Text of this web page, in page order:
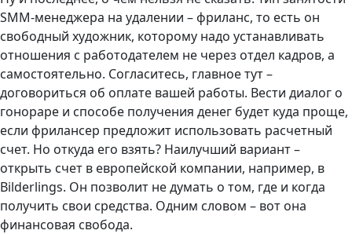
SMM-менеджера на удалении – фриланс, то есть он
свободный художник, которому надо устанавливать
отношения с работодателем не через отдел кадров, а
самостоятельно. Согласитесь, главное тут –
договориться об оплате вашей работы. Вести диалог о
гонораре и способе получения денег будет куда проще,
если фрилансер предложит использовать расчетный
счет. Но откуда его взять? Наилучший вариант –
открыть счет в европейской компании, например, в
Bilderlings. Он позволит не думать о том, где и когда
получить свои средства. Одним словом – вот она
финансовая свобода.